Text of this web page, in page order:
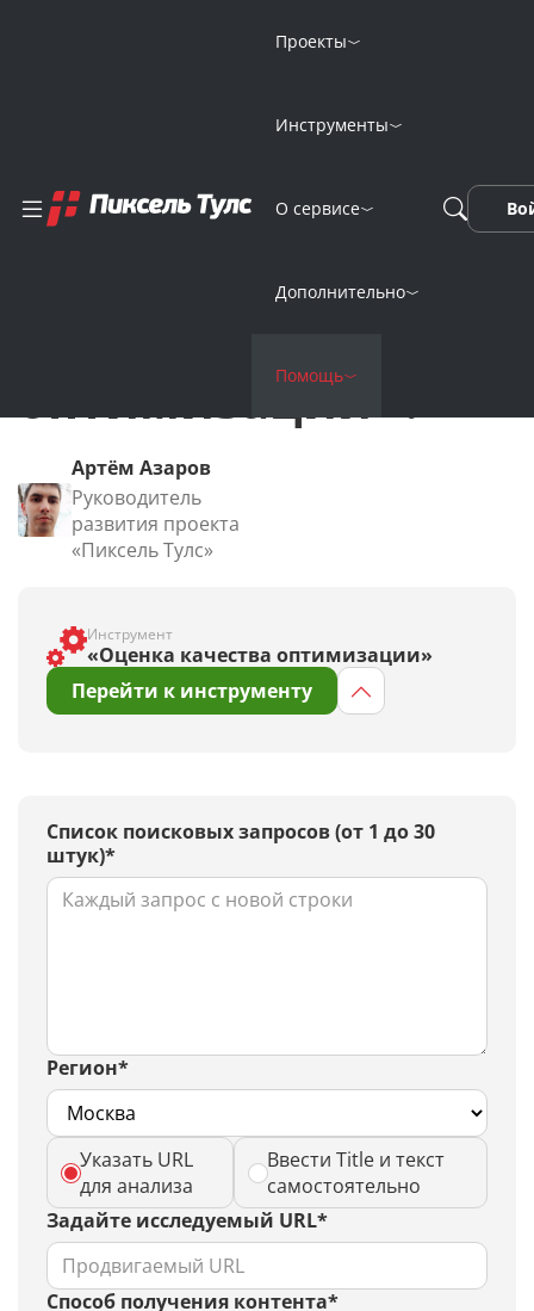
Проекты
Инструменты
О сервисе
Дополнительно
Помощь
Как использовать
инструмент
оптимизации»?
Артём Азаров
Руководитель
развития проекта
«Пиксель Тулс»
Инструмент
«Оценка качества оптимизации»
Перейти к инструменту
Список поисковых запросов (от 1 до 30
штук)*
Регион*
Указать URL
для анализа
Ввести Title и текст
самостоятельно
Задайте исследуемый URL*
Способ получения контента*